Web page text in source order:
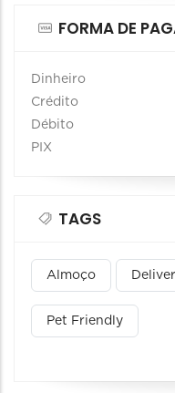
FORMA DE
Dinheiro
Crédito
Débito
PIX
TAGS
Almoço
Pet Friendly